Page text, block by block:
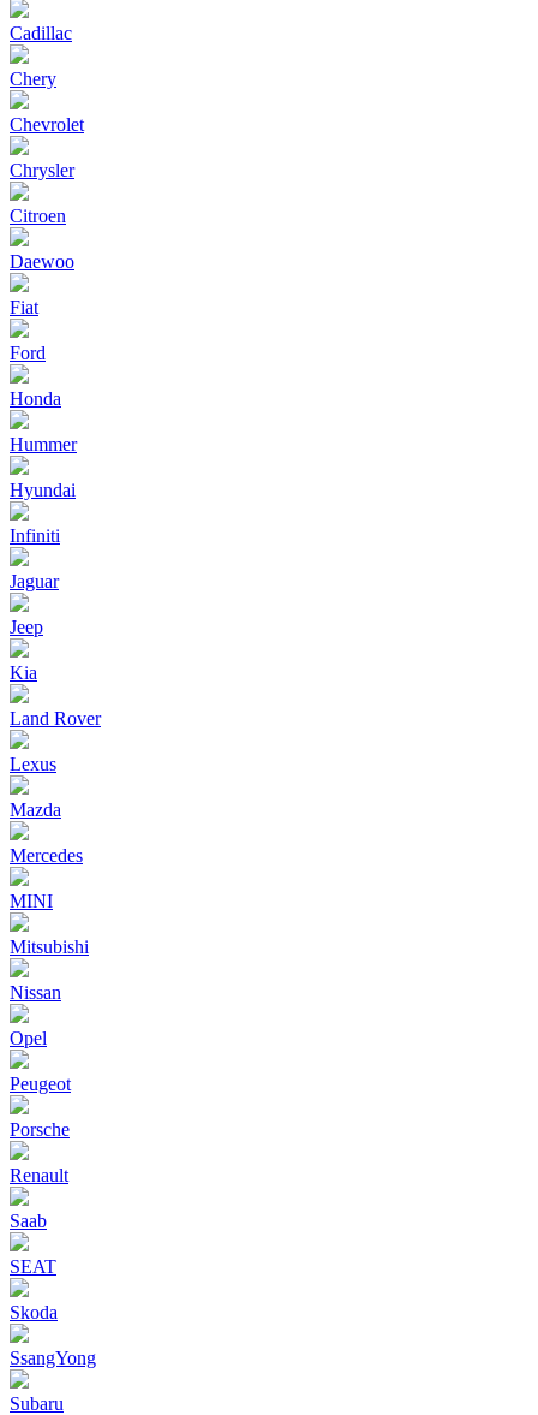
Cadillac
Chery
Chevrolet
Chrysler
Citroen
Daewoo
Fiat
Ford
Honda
Hummer
Hyundai
Infiniti
Jaguar
Jeep
Kia
Land Rover
Lexus
Mazda
Mercedes
MINI
Mitsubishi
Nissan
Opel
Peugeot
Porsche
Renault
Saab
SEAT
Skoda
SsangYong
Subaru